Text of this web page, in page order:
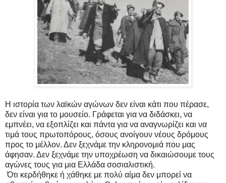
Η ιστορία των λαϊκών αγώνων δεν είναι κάτι που πέρασε,
δεν είναι για το μουσείο. Γράφεται για να διδάσκει, να
εμπνέει, να εξοπλίζει και πάντα για να αναγνωρίζει και να
τιμά τους πρωτοπόρους, όσους ανοίγουν νέους δρόμους
προς το μέλλον. Δεν ξεχνάμε την κληρονομιά που μας
άφησαν. Δεν ξεχνάμε την υποχρέωση να δικαιώσουμε τους
αγώνες τους για μια Ελλάδα σοσιαλιστική.
Ότι κερδήθηκε ή χάθηκε με πολύ αίμα δεν μπορεί να